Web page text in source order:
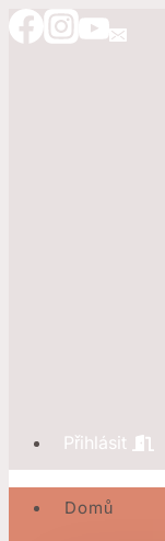
Přeskočit
na
Přihlásit
Domů